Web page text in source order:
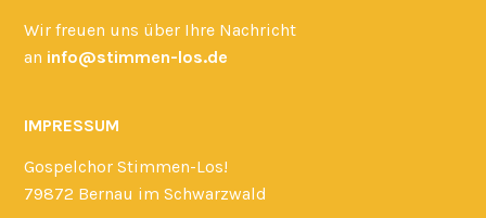
Wir freuen uns über Ihre Nachricht
an info@stimmen-los.de
IMPRESSUM
Gospelchor Stimmen-Los!
79872 Bernau im Schwarzwald